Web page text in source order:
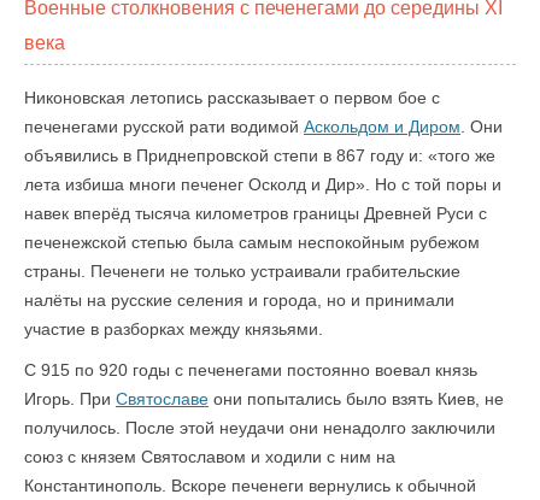
Военные столкновения с печенегами до середины XI
века
Никоновская летопись рассказывает о первом бое с
печенегами русской рати водимой Аскольдом и Диром . Они
объявились в Приднепровской степи в 867 году и: «того же
лета избиша многи печенег Осколд и Дир». Но с той поры и
навек вперёд тысяча километров границы Древней Руси с
печенежской степью была самым неспокойным рубежом
страны. Печенеги не только устраивали грабительские
налёты на русские селения и города, но и принимали
участие в разборках между князьями.
С 915 по 920 годы с печенегами постоянно воевал князь
Игорь. При Святославе они попытались было взять Киев, не
получилось. После этой неудачи они ненадолго заключили
союз с князем Святославом и ходили с ним на
Константинополь. Вскоре печенеги вернулись к обычной